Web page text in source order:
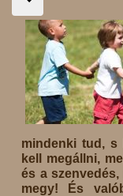
mindenki tud,
kell megállni,
és a
megy! És